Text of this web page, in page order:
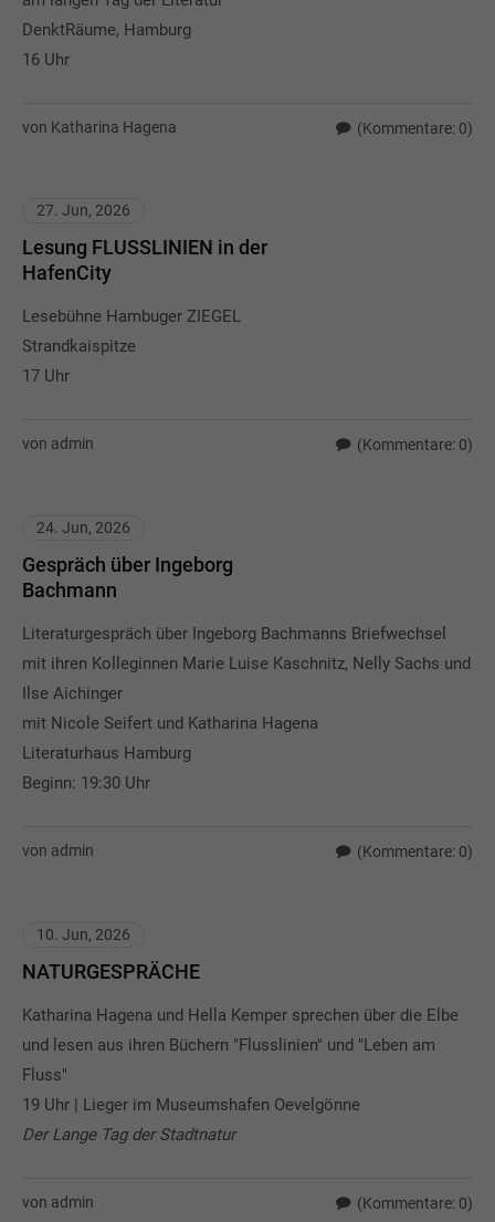
DenktRäume, Hamburg
16 Uhr
von Katharina Hagena (Kommentare: 0)
27. Jun, 2026
Lesung FLUSSLINIEN in der
HafenCity
Lesebühne Hambuger ZIEGEL
Strandkaispitze
17 Uhr
von admin (Kommentare: 0)
24. Jun, 2026
Gespräch über Ingeborg
Bachmann
Literaturgespräch über Ingeborg Bachmanns Briefwechsel
mit ihren Kolleginnen Marie Luise Kaschnitz, Nelly Sachs und
Ilse Aichinger
mit Nicole Seifert und Katharina Hagena
Literaturhaus Hamburg
Beginn: 19:30 Uhr
von admin (Kommentare: 0)
10. Jun, 2026
NATURGESPRÄCHE
Katharina Hagena und Hella Kemper sprechen über die Elbe
und lesen aus ihren Büchern "Flusslinien" und "Leben am
Fluss"
19 Uhr | Lieger im Museumshafen Oevelgönne
Der Lange Tag der Stadtnatur
von admin (Kommentare: 0)